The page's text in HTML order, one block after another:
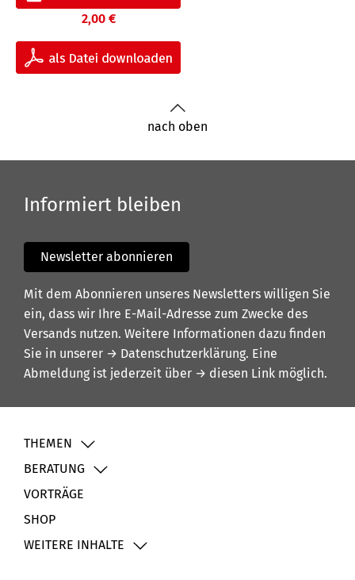
2,00 €
nach oben
Informiert bleiben
Newsletter abonnieren
Mit dem Abonnieren unseres Newsletters willigen Sie
ein, dass wir Ihre E-Mail-Adresse zum Zwecke des
Versands nutzen. Weitere Informationen dazu finden
Sie in unserer → Datenschutzerklärung. Eine
Abmeldung ist jederzeit über → diesen Link möglich.
THEMEN
BERATUNG
VORTRÄGE
SHOP
WEITERE INHALTE